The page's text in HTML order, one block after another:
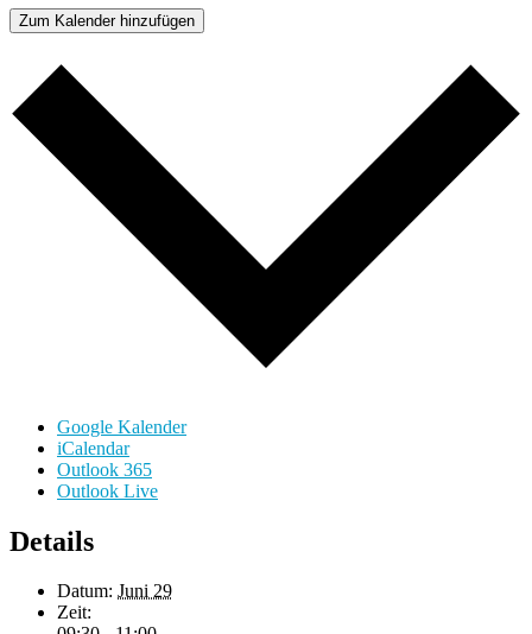
Zum Kalender hinzufügen
Google Kalender
iCalendar
Outlook 365
Outlook Live
Details
Datum: Juni 29
Zeit: